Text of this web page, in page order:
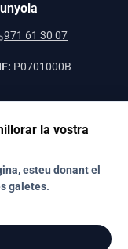
971 61 30 07
P0701000B
la vostra
esteu donant el
galetes.